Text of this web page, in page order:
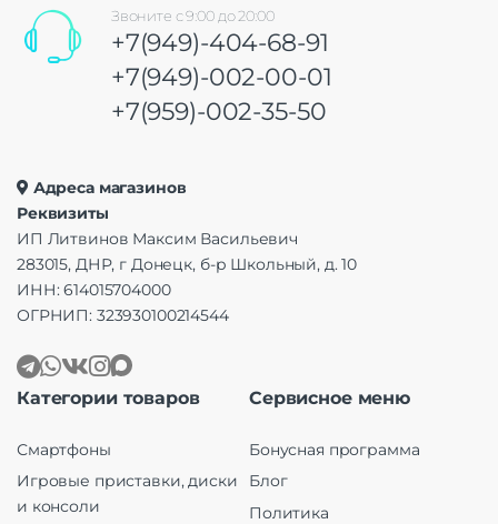
Звоните с 9:00 до 20:00
+7(949)-404-68-91
+7(949)-002-00-01
+7(959)-002-35-50
Адреса магазинов
Реквизиты
ИП Литвинов Максим Васильевич
283015, ДНР, г Донецк, б-р Школьный, д. 10
ИНН: 614015704000
ОГРНИП: 323930100214544
Категории товаров
Смартфоны
Игровые приставки, диски
и консоли
Сервисное меню
Бонусная программа
Блог
Политика